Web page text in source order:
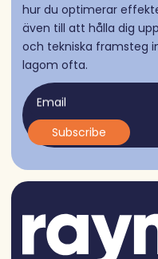
hur du optimerar
även till att hålla dig
och tekniska framsteg
lagom ofta.
Email